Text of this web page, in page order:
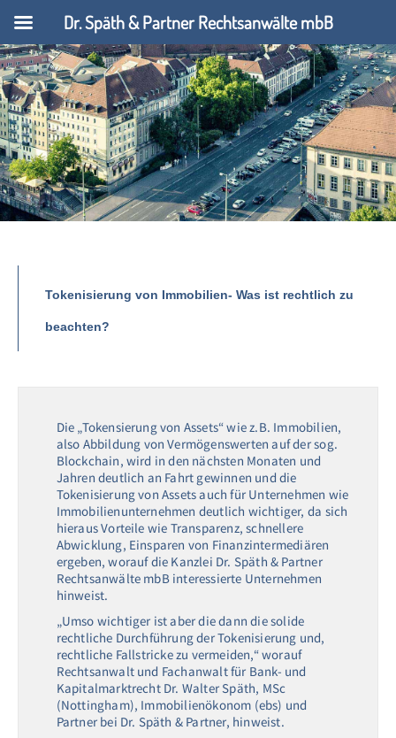
Tokenisierung von Immobilien- Was ist rechtlich zu
beachten?
Die „Tokensierung von Assets“ wie z.B. Immobilien,
also Abbildung von Vermögenswerten auf der sog.
Blockchain, wird in den nächsten Monaten und
Jahren deutlich an Fahrt gewinnen und die
Tokenisierung von Assets auch für Unternehmen wie
Immobilienunternehmen deutlich wichtiger, da sich
hieraus Vorteile wie Transparenz, schnellere
Abwicklung, Einsparen von Finanzintermediären
ergeben, worauf die Kanzlei Dr. Späth & Partner
Rechtsanwälte mbB interessierte Unternehmen
hinweist.
„Umso wichtiger ist aber die dann die solide
rechtliche Durchführung der Tokenisierung und,
rechtliche Fallstricke zu vermeiden,“ worauf
Rechtsanwalt und Fachanwalt für Bank- und
Kapitalmarktrecht Dr. Walter Späth, MSc
(Nottingham), Immobilienökonom (ebs) und
Partner bei Dr. Späth & Partner, hinweist.
Dr. Späth & Partner Rechtsanwälte mbB